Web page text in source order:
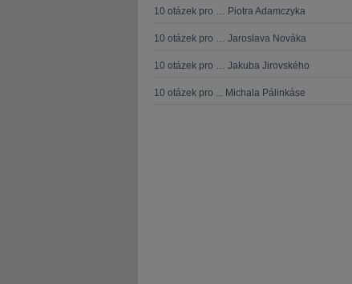
10 otázek pro … Piotra Adamczyka
10 otázek pro … Jaroslava Nováka
10 otázek pro … Jakuba Jirovského
10 otázek pro ... Michala Pálinkáse